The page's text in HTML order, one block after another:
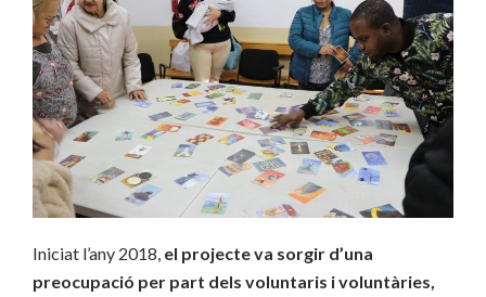
Iniciat l’any 2018, el projecte va sorgir d’una
preocupació per part dels voluntaris i voluntàries,